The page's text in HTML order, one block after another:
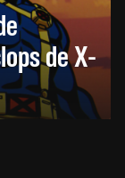
de X-